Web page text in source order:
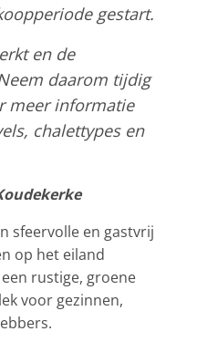
gestart.
en de
daarom tijdig
meer informatie
chalettypes en
sfeervolle en gastvrij
op het eiland
rustige, groene
voor gezinnen,